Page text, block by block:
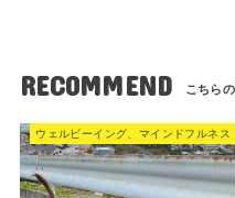
RECOMMEND
ウェルビーイング、マインドフルネス